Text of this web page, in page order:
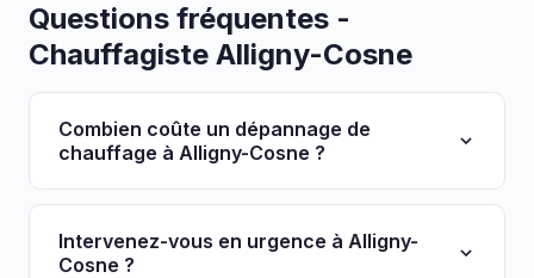
Questions fréquentes -
Chauffagiste Alligny-Cosne
Combien coûte un dépannage de
chauffage à Alligny-Cosne ?
Le déplacement et diagnostic coûtent entre 49€
et 89€. La réparation est ensuite facturée selon
les pièces nécessaires. Nous établissons
Intervenez-vous en urgence à Alligny-
Cosne ?